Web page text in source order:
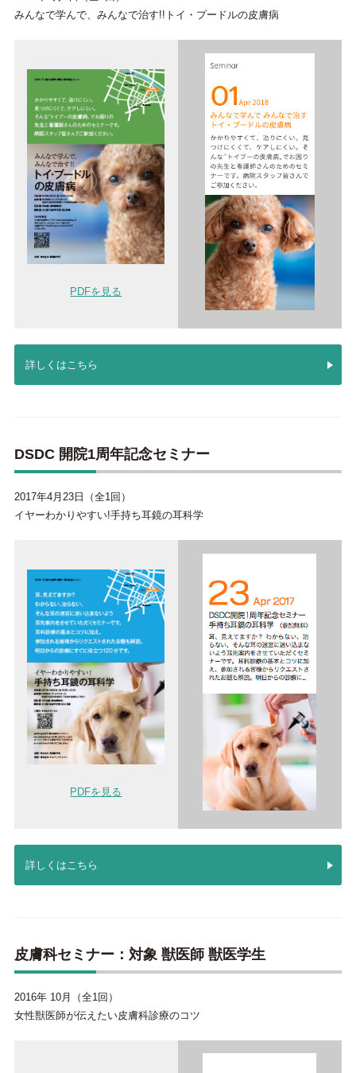
みんなで学んで、みんなで治す!!トイ・プードルの皮膚病
PDFを見る
詳しくはこちら
DSDC 開院1周年記念セミナー
2017年4月23日（全1回）
イヤーわかりやすい!手持ち耳鏡の耳科学
PDFを見る
詳しくはこちら
皮膚科セミナー：対象 獣医師 獣医学生
2016年 10月（全1回）
⼥性獣医師が伝えたい⽪膚科診療のコツ